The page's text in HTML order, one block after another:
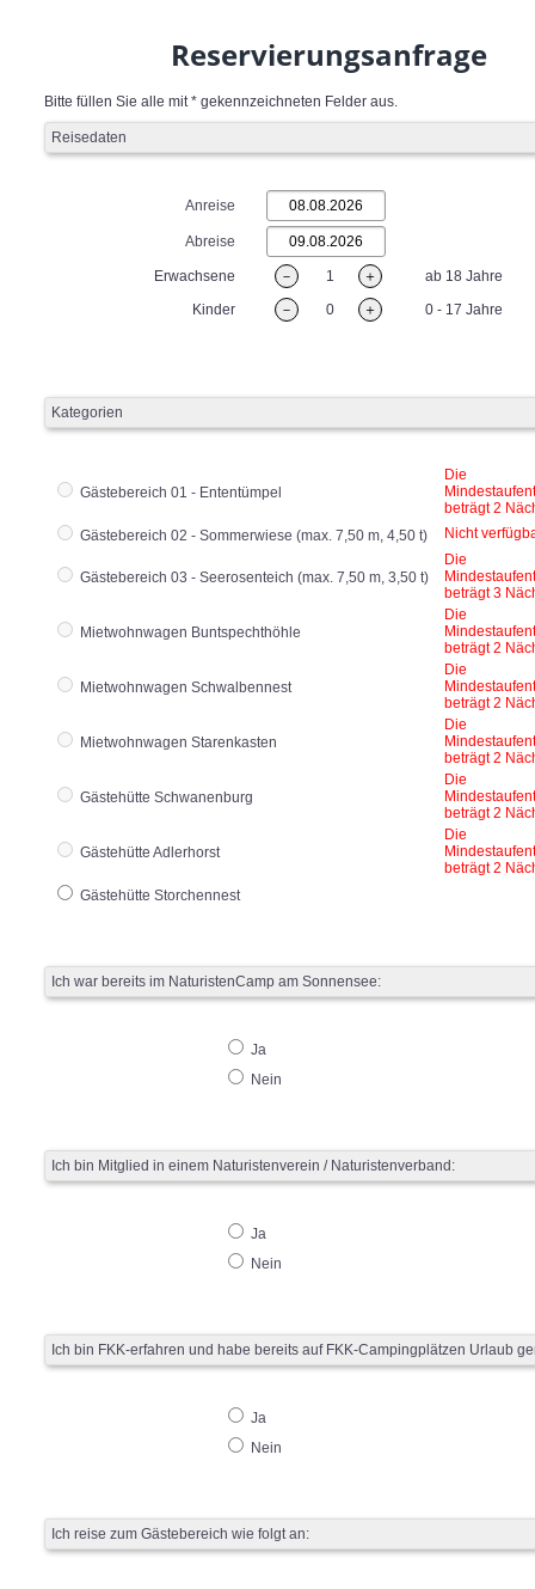
Reservierungsanfrage
Bitte füllen Sie alle mit * gekennzeichneten Felder aus.
Reisedaten
Anreise
Abreise
Erwachsene － 1 ＋
ab 18 Jahre
Kinder
－ 0 ＋ 0 - 17 Jahre
Kategorien
Gästebereich 01 - Ententümpel
Die
beträgt 2
Gästebereich 02 - Sommerwiese (max. 7,50 m, 4,50 t)
Nicht
Gästebereich 03 - Seerosenteich (max. 7,50 m, 3,50 t)
Die
beträgt 3
Mietwohnwagen Buntspechthöhle
Die
beträgt 2
Mietwohnwagen Schwalbennest
Die
beträgt 2
Mietwohnwagen Starenkasten
Die
beträgt 2
Gästehütte Schwanenburg
Die
beträgt 2
Gästehütte Adlerhorst
Die
beträgt 2
Gästehütte Storchennest
Ich war bereits im NaturistenCamp am Sonnensee:
Ja
Nein
Ich bin Mitglied in einem Naturistenverein / Naturistenverband:
Ja
Nein
Ich bin FKK-erfahren und habe bereits auf FKK-Campingplätzen Urlaub
Ja
Nein
Ich reise zum Gästebereich wie folgt an: